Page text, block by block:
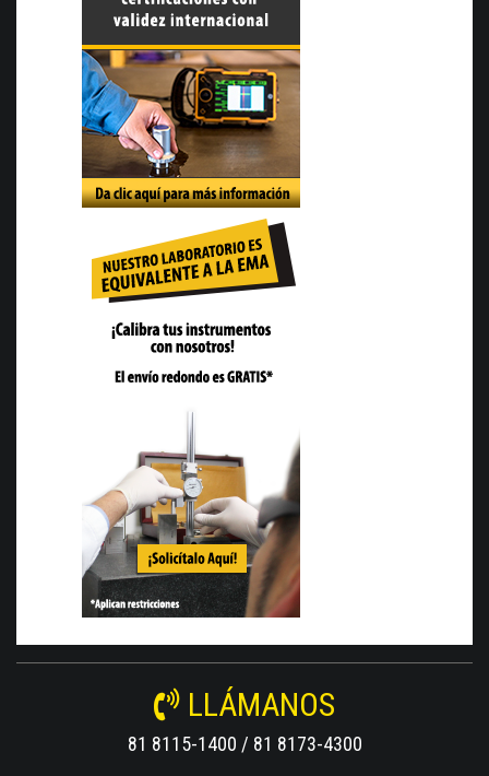
LLÁMANOS
81 8115-1400 / 81 8173-4300